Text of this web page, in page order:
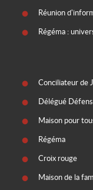
Réunion
Régéma :
Conciliateur de
Délégué
Maison pour
Régéma
Croix rouge
Maison de la